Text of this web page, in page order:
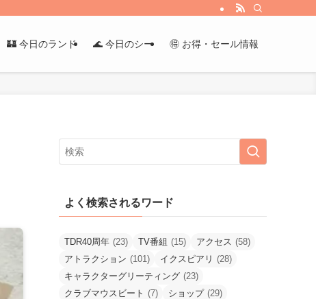
🏰 今日のランド 🌊 今日のシー 🉐 お得・セール情報
よく検索されるワード
TDR40周年 (23) TV番組 (15) アクセス (58)
アトラクション (101) イクスピアリ (28)
キャラクターグリーティング (23)
クラブマウスビート (7) ショップ (29)